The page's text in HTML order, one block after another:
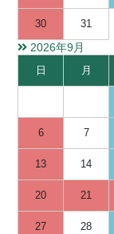
30 31
2026年9月
日 月
6 7
13 14
20 21
27 28